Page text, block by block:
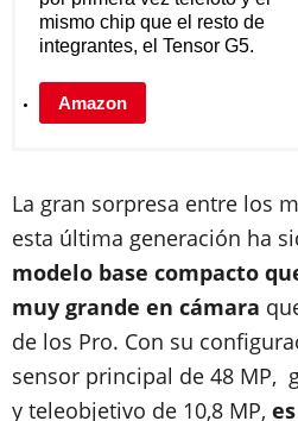
Amazon
mismo chip que el resto de
integrantes, el Tensor G5.
La gran sorpresa entre los
esta última generación ha
modelo base compacto
muy grande en cámara
de los Pro. Con su
sensor principal de 48 MP,
y teleobjetivo de 10,8 MP,